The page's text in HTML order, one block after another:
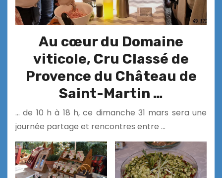
Au cœur du Domaine
viticole, Cru Classé de
Provence du Château de
Saint-Martin …
… de 10 h à 18 h, ce dimanche 31 mars sera une
journée partage et rencontres entre …